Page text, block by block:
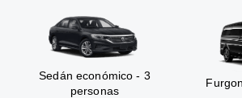
Sedán económico - 3
personas